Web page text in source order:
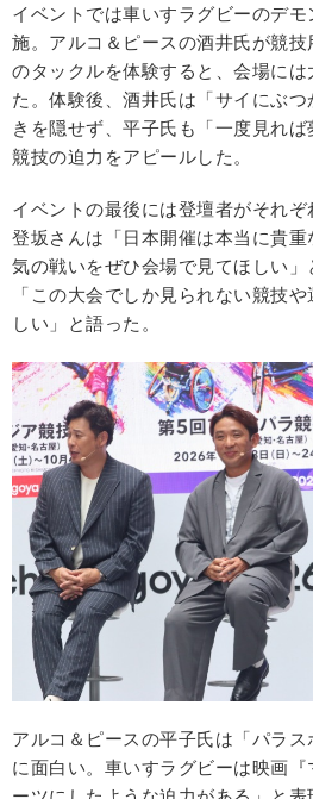
イベントでは車いすラグビーのデ
施。アルコ＆ピースの酒井氏が競
のタックルを体験すると、会場に
た。体験後、酒井氏は「サイにぶ
きを隠せず、平子氏も「一度見れ
競技の迫力をアピールした。
イベントの最後には登壇者がそれぞ
登坂さんは「日本開催は本当に貴
気の戦いをぜひ会場で見てほしい
「この大会でしか見られない競技
しい」と語った。
アルコ＆ピースの平子氏は「パラ
に面白い。車いすラグビーは映画